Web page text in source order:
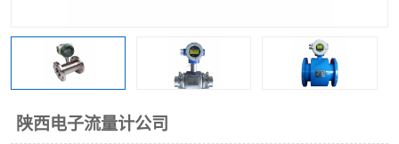
陕西电子流量计公司